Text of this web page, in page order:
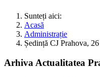
Sunteți aici:
Acasă
Administrație
Ședință CJ Prahova,
Arhiva Actualitatea